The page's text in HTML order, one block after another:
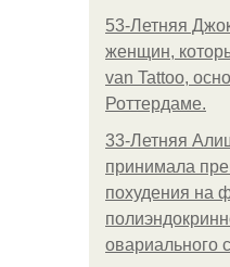
53-Летняя
женщин,
van Tattoo,
Роттердаме.
33-Летняя
принимала
похудения на
овариального